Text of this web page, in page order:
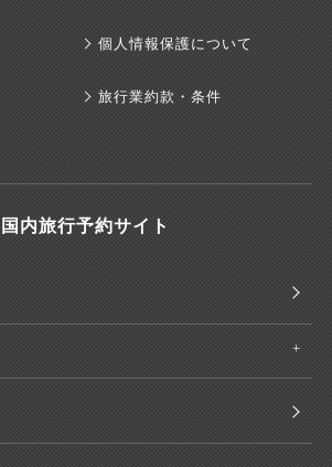
個人情報保護について
旅行業約款・条件
国内旅行予約サイト